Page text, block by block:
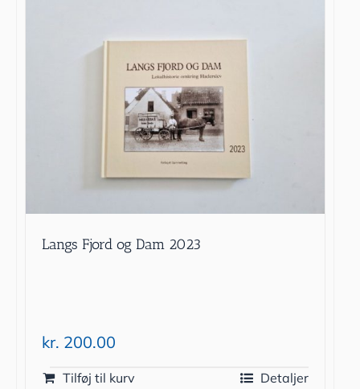
Langs Fjord og Dam 2023
kr. 200.00
Tilføj til kurv Detaljer